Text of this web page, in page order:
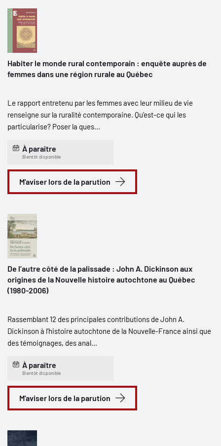
Habiter le monde rural contemporain : enquête auprès de
femmes dans une région rurale au Québec
Le rapport entretenu par les femmes avec leur milieu de vie
renseigne sur la ruralité contemporaine. Qu'est-ce qui les
particularise? Poser la ques...
À paraître
Bientôt disponible
M'aviser lors de la parution
De l’autre côté de la palissade : John A. Dickinson aux
origines de la Nouvelle histoire autochtone au Québec
(1980-2006)
Rassemblant 12 des principales contributions de John A.
Dickinson à l’histoire autochtone de la Nouvelle-France ainsi que
des témoignages, des anal...
À paraître
Bientôt disponible
M'aviser lors de la parution